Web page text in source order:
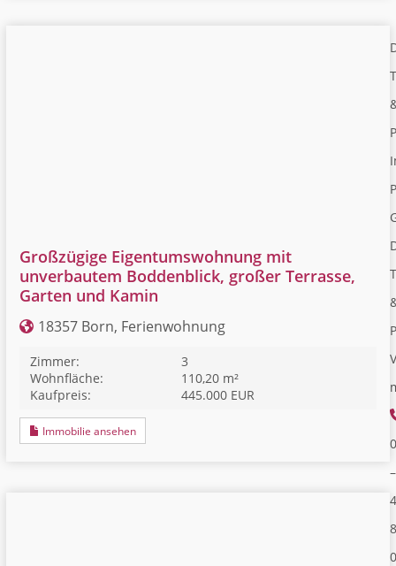
Großzügige Eigentumswohnung mit
unverbautem Boddenblick, großer Terrasse,
Garten und Kamin
18357 Born, Ferienwohnung
Zimmer:
3
Wohnfläche:
110,20 m²
Kaufpreis:
445.000 EUR
Immobilie ansehen
–
0